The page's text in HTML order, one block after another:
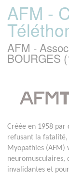
AFM -
AFM -
BOURGES
Créée en 1958 par
refusant la fatalité,
Myopathies (AFM)
neuromusculaires,
invalidantes et